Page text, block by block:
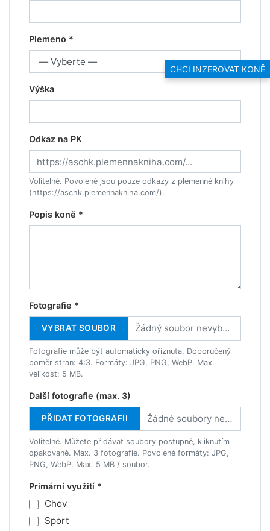
CHCI INZEROVAT KONĚ
Plemeno *
Výška
Odkaz na PK
Volitelné. Povolené jsou pouze odkazy z plemenné knihy
(https://aschk.plemennakniha.com/).
Popis koně *
Fotografie *
VYBRAT SOUBOR Žádný soubor nevybrán
Fotografie může být automaticky oříznuta. Doporučený
poměr stran: 4:3. Formáty: JPG, PNG, WebP. Max.
velikost: 5 MB.
Další fotografie (max. 3)
PŘIDAT FOTOGRAFII Žádné soubory nevybrány
Volitelné. Můžete přidávat soubory postupně, kliknutím
opakovaně. Max. 3 fotografie. Povolené formáty: JPG,
PNG, WebP. Max. 5 MB / soubor.
Primární využití *
Chov
Sport